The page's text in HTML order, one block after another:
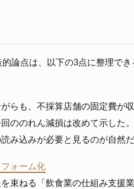
論点は、以下の3点に整理でき
らも、不採算店舗の固定費が
ののれん減損は改めて示した
み込みが必要と見るのが自然だ
ォーム化
束ねる「飲食業の仕組み支援